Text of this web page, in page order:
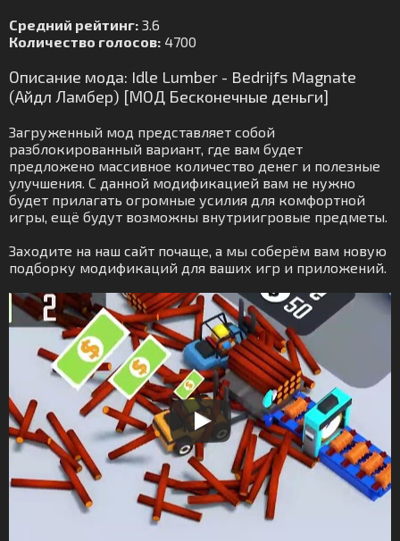
Средний рейтинг: 3.6
Количество голосов: 4700
Описание мода: Idle Lumber - Bedrijfs Magnate
(Айдл Ламбер) [МОД Бесконечные деньги]
Загруженный мод представляет собой
разблокированный вариант, где вам будет
предложено массивное количество денег и полезные
улучшения. С данной модификацией вам не нужно
будет прилагать огромные усилия для комфортной
игры, ещё будут возможны внутриигровые предметы.
Заходите на наш сайт почаще, а мы соберём вам новую
подборку модификаций для ваших игр и приложений.